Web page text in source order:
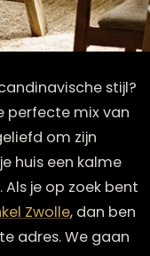
Scandinavische
de perfecte mix
geliefd om zijn
je huis een
Als je op zoek